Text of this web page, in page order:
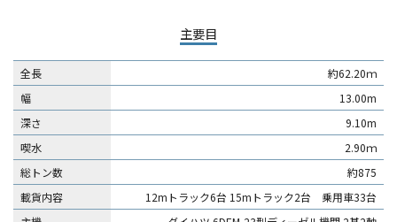
主要目
全長
約62.20ｍ
幅
13.00m
深さ
9.10m
喫水
2.90ｍ
総トン数
約875
載貨内容
12mトラック6台 15mトラック2台 乗用車33台